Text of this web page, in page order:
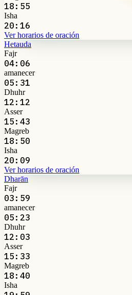
18:55
Isha
20:16
Ver horarios de oración
Hetauda
Fajr
04:06
amanecer
05:31
Dhuhr
12:12
Asser
15:43
Magreb
18:50
Isha
20:09
Ver horarios de oración
Dharān
Fajr
03:59
amanecer
05:23
Dhuhr
12:03
Asser
15:33
Magreb
18:40
Isha